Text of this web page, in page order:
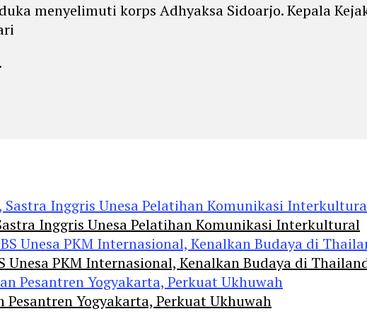
menyelimuti korps Adhyaksa Sidoarjo. Kepala
Inggris Unesa Pelatihan Komunikasi Interkultural
Unesa PKM Internasional, Kenalkan Budaya di
Yogyakarta, Perkuat Ukhuwah